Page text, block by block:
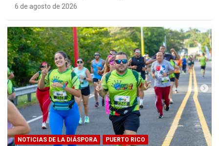
6 de agosto de 2026
NOTICIAS DE LA DIÁSPORA PUERTO RICO